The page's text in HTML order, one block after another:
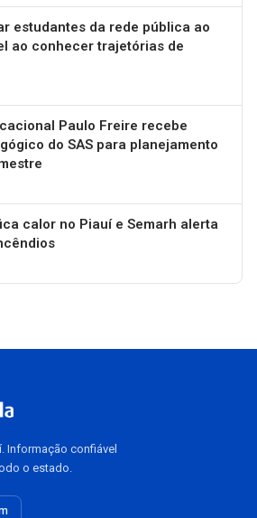
estudantes da rede pública ao
ao conhecer trajetórias de
Paulo Freire recebe
do SAS para planejamento
calor no Piauí e Semarh alerta
Informação confiável
o estado.